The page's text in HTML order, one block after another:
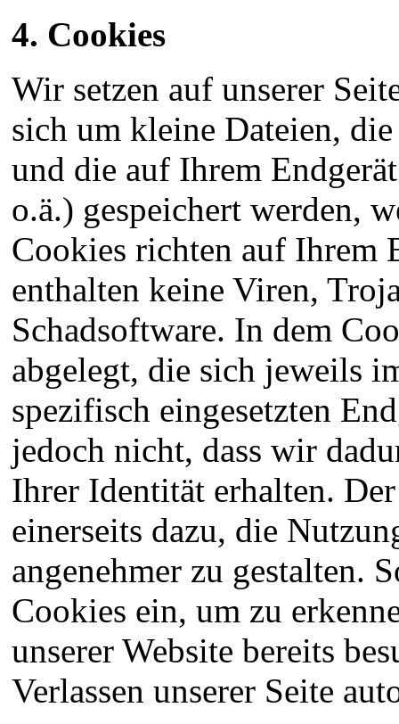
4. Cookies
Wir setzen auf unserer
sich um kleine Dateien,
und die auf Ihrem
o.ä.) gespeichert werden,
Cookies richten auf Ihrem
enthalten keine Viren,
Schadsoftware. In dem
abgelegt, die sich jeweils
spezifisch eingesetzten
jedoch nicht, dass wir
Ihrer Identität erhalten.
einerseits dazu, die
angenehmer zu gestalten.
Cookies ein, um zu
unserer Website bereits
Verlassen unserer Seite